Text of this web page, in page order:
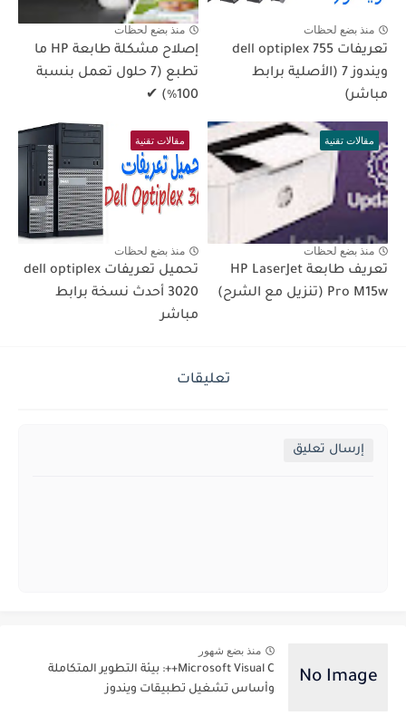
منذ بضع لحظات
تعريفات dell optiplex 755
ويندوز 7 (الأصلية برابط
مباشر)
منذ بضع لحظات
إصلاح مشكلة طابعة HP ما
تطبع (7 حلول تعمل بنسبة
100٪) ✔
مقالات تقنية
منذ بضع لحظات
تعريف طابعة HP LaserJet
Pro M15w (تنزيل مع الشرح)
مقالات تقنية
منذ بضع لحظات
تحميل تعريفات dell optiplex
3020 أحدث نسخة برابط
مباشر
تعليقات
إرسال تعليق
منذ بضع شهور
Microsoft Visual C++: بيئة التطوير المتكاملة
وأساس تشغيل تطبيقات ويندوز